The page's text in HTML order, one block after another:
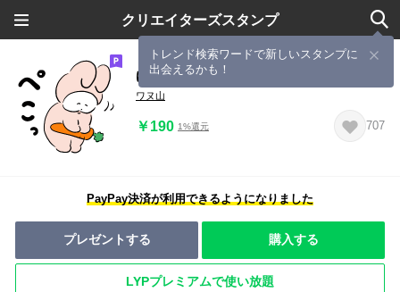
クリエイターズスタンプ
トレンド検索ワードで新しいスタンプに
出会えるかも！
ゆるっとオノマトペ♪ワヌ山×アニマル
ワヌ山
￥190 1%還元 707
PayPay決済が利用できるようになりました
プレゼントする 購入する
LYPプレミアムで使い放題